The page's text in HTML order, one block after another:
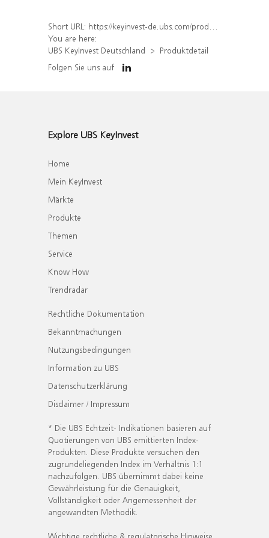
Short URL: https://keyinvest-de.ubs.com/produkt/detail/index/isin/DE000UL2BQS2
You are here:
UBS KeyInvest Deutschland
Produktdetail
Folgen Sie uns auf
Explore UBS KeyInvest
Home
Mein KeyInvest
Märkte
Produkte
Themen
Service
Know How
Trendradar
Rechtliche Dokumentation
Bekanntmachungen
Nutzungsbedingungen
Information zu UBS
Datenschutzerklärung
Disclaimer / Impressum
* Die UBS Echtzeit- Indikationen basieren auf
Quotierungen von UBS emittierten Index-
Produkten. Diese Produkte versuchen den
zugrundeliegenden Index im Verhältnis 1:1
nachzufolgen. UBS übernimmt dabei keine
Gewährleistung für die Genauigkeit,
Vollständigkeit oder Angemessenheit der
angewandten Methodik.